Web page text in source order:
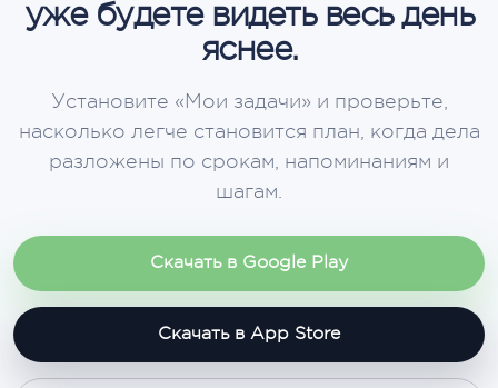
уже будете видеть весь день
яснее.
Установите «Мои задачи» и проверьте,
насколько легче становится план, когда дела
разложены по срокам, напоминаниям и
шагам.
Скачать в Google Play
Скачать в App Store